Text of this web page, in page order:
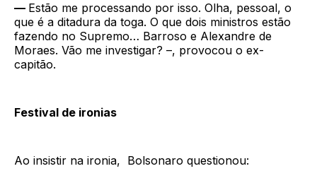
— Estão me processando por isso. Olha, pessoal, o
que é a ditadura da toga. O que dois ministros estão
fazendo no Supremo… Barroso e Alexandre de
Moraes. Vão me investigar? –, provocou o ex-
capitão.
Festival de ironias
Ao insistir na ironia, Bolsonaro questionou: